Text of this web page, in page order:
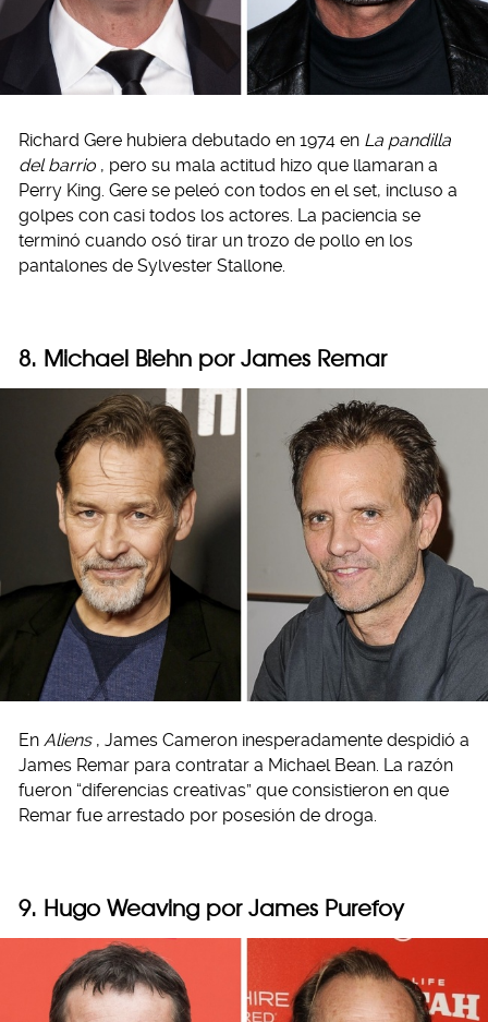
Richard Gere hubiera debutado en 1974 en La pandilla
del barrio , pero su mala actitud hizo que llamaran a
Perry King. Gere se peleó con todos en el set, incluso a
golpes con casi todos los actores. La paciencia se
terminó cuando osó tirar un trozo de pollo en los
pantalones de Sylvester Stallone.
8. Michael Biehn por James Remar
En Aliens , James Cameron inesperadamente despidió a
James Remar para contratar a Michael Bean. La razón
fueron “diferencias creativas” que consistieron en que
Remar fue arrestado por posesión de droga.
9. Hugo Weaving por James Purefoy